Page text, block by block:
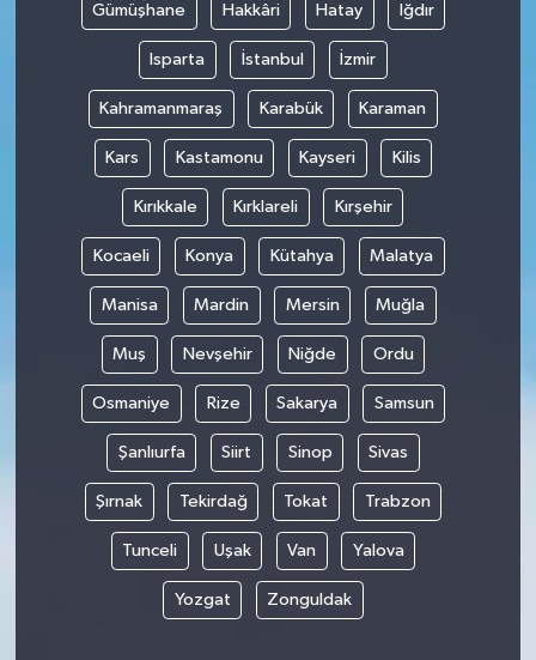
Gümüşhane Hakkâri Hatay Iğdır
Isparta İstanbul İzmir
Kahramanmaraş Karabük Karaman
Kars Kastamonu Kayseri Kilis
Kırıkkale Kırklareli Kırşehir
Kocaeli Konya Kütahya Malatya
Manisa Mardin Mersin Muğla
Muş Nevşehir Niğde Ordu
Osmaniye Rize Sakarya Samsun
Şanlıurfa Siirt Sinop Sivas
Şırnak Tekirdağ Tokat Trabzon
Tunceli Uşak Van Yalova
Yozgat Zonguldak